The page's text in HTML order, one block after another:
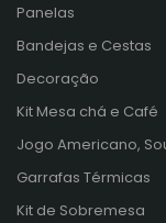
Panelas
Bandejas e Cestas
Decoração
Kit Mesa chá e Café
Jogo Americano,
Garrafas Térmicas
Kit de Sobremesa